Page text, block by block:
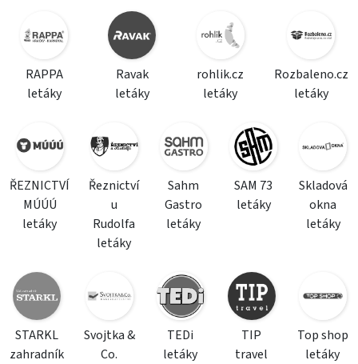
RAPPA
letáky
Ravak
letáky
rohlik.cz
letáky
Rozbaleno.cz
letáky
ŘEZNICTVÍ
MÚÚÚ
letáky
Řeznictví
u
Rudolfa
letáky
Sahm
Gastro
letáky
SAM 73
letáky
Skladová
okna
letáky
STARKL
zahradník
Svojtka &
Co.
TEDi
letáky
TIP
travel
Top shop
letáky